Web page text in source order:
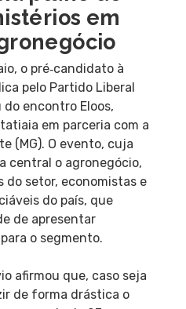
em
o pré‑candidato à
pelo Partido Liberal
do encontro Eloos,
em parceria com a
(MG). O evento, cuja
central o agronegócio,
setor, economistas e
do país, que
de apresentar
o segmento.
afirmou que, caso seja
de forma drástica o